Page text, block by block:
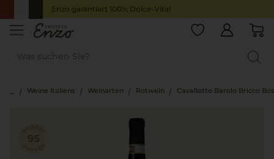
Enzo garantiert 100% Dolce-Vita!
Weine Italiens Weinarten Rotwein Cavallotto Barolo Bricco